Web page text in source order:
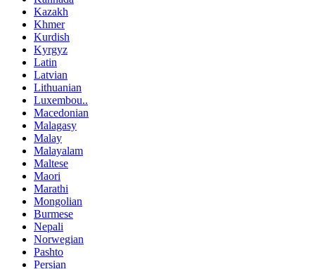
Kazakh
Khmer
Kurdish
Kyrgyz
Latin
Latvian
Lithuanian
Luxembou..
Macedonian
Malagasy
Malay
Malayalam
Maltese
Maori
Marathi
Mongolian
Burmese
Nepali
Norwegian
Pashto
Persian